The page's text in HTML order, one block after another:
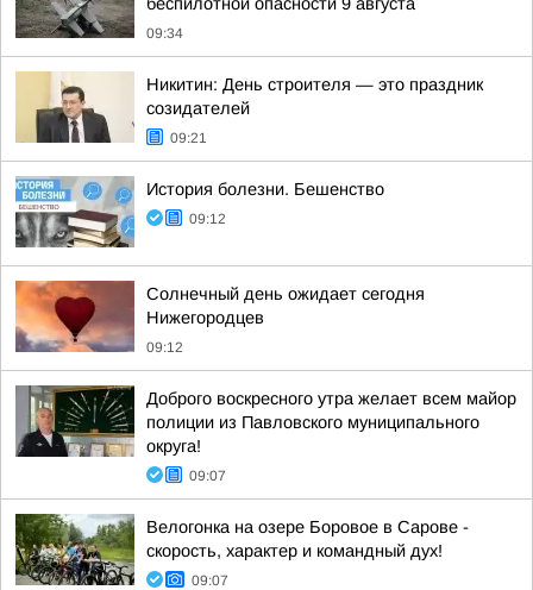
09:34
Никитин: День строителя — это праздник
созидателей
09:21
История болезни. Бешенство
09:12
Солнечный день ожидает сегодня
Нижегородцев
09:12
Доброго воскресного утра желает всем майор
полиции из Павловского муниципального
округа!
09:07
Велогонка на озере Боровое в Сарове -
скорость, характер и командный дух!
09:07